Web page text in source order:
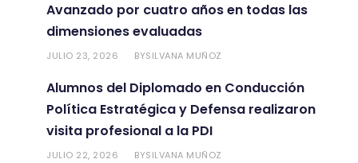
Avanzado por cuatro años en todas las
dimensiones evaluadas
JULIO 23, 2026 BYSILVANA MUÑOZ
Alumnos del Diplomado en Conducción
Política Estratégica y Defensa realizaron
visita profesional a la PDI
JULIO 22, 2026 BYSILVANA MUÑOZ